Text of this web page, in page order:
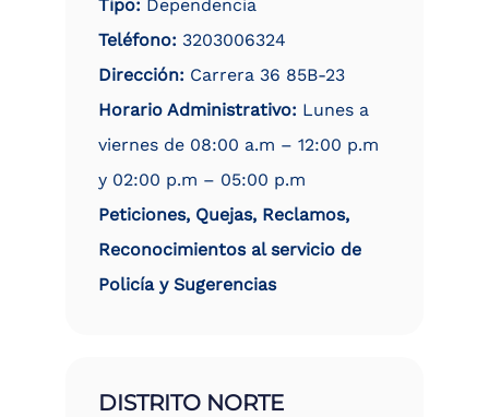
Tipo: Dependencia
Teléfono: 3203006324
Dirección: Carrera 36 85B-23
Horario Administrativo: Lunes a
viernes de 08:00 a.m – 12:00 p.m
y 02:00 p.m – 05:00 p.m
Peticiones, Quejas, Reclamos,
Reconocimientos al servicio de
Policía y Sugerencias
DISTRITO NORTE